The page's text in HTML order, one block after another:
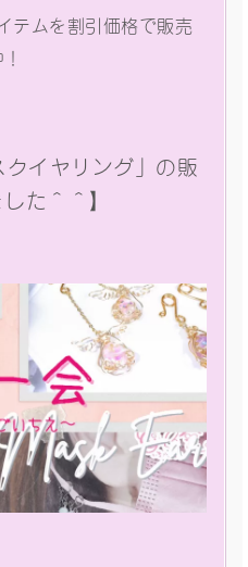
テムを割引価格で販売
クイヤリング」の販
た＾＾】